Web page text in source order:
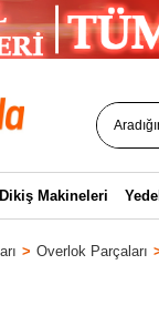
Makineleri
Overlok Parçaları